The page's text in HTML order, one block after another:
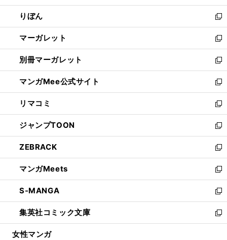
開
く
ウ
で
開
く
ン
ド
ウ
で
開
く
ウ
ィ
ン
ド
ウ
で
開
く
りぼん
新
し
い
ウ
ィ
ン
ド
ウ
で
開
く
マーガレット
新
し
い
ウ
ィ
ン
ド
ウ
で
開
く
別冊マーガレット
新
し
い
ウ
ィ
ン
ド
ウ
で
開
く
マンガMee公式サイト
新
し
い
ウ
ィ
ン
ド
ウ
で
開
く
リマコミ
新
し
い
ウ
ィ
ン
ド
ウ
で
開
く
ジャンプTOON
新
し
い
ウ
ィ
ン
ド
ウ
で
開
ZEBRACK
新
し
い
ウ
ィ
ン
ド
ウ
マンガMeets
新
し
い
ウ
ィ
ン
S-MANGA
新
し
い
ウ
集英社コミック文庫
新
し
女性マンガ